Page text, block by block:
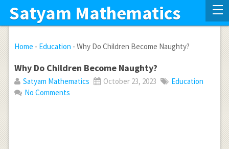
Satyam Mathematics
Home - Education - Why Do Children Become Naughty?
Why Do Children Become Naughty?
Satyam Mathematics October 23, 2023
Education
No Comments